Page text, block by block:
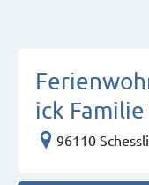
ick
96110